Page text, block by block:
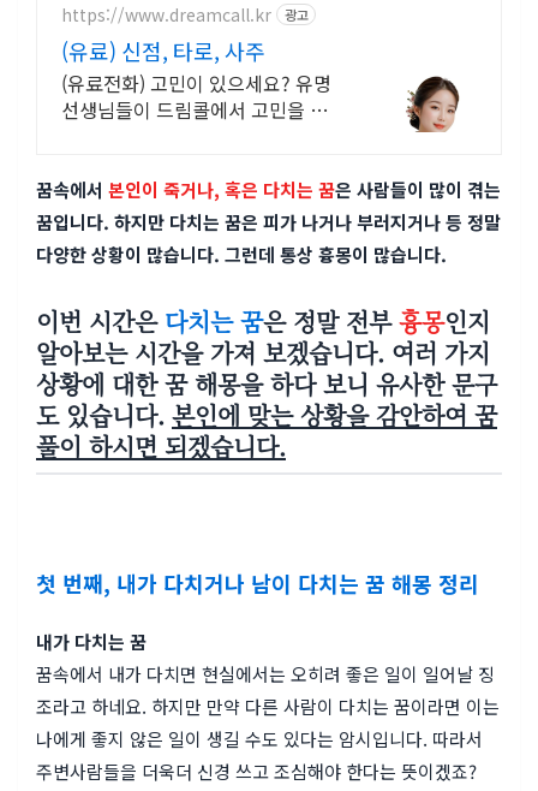
https://www.dreamcall.kr 광고
(유료) 신점, 타로, 사주
(유료전화) 고민이 있으세요? 유명
선생님들이 드림콜에서 고민을 해
꿈속에서 본인이 죽거나, 혹은 다치는 꿈은 사람들이 많이 겪는
꿈입니다. 하지만 다치는 꿈은 피가 나거나 부러지거나 등 정말
다양한 상황이 많습니다. 그런데 통상 흉몽이 많습니다.
이번 시간은다치는 꿈은 정말 전부흉몽인지
알아보는 시간을 가져 보겠습니다. 여러 가지
상황에 대한 꿈 해몽을 하다 보니 유사한 문구
도 있습니다. 본인에 맞는 상황을 감안하여 꿈
풀이 하시면 되겠습니다.
첫 번째, 내가 다치거나 남이 다치는 꿈 해몽 정리
내가 다치는 꿈
꿈속에서 내가 다치면 현실에서는 오히려 좋은 일이 일어날 징
조라고 하네요. 하지만 만약 다른 사람이 다치는 꿈이라면 이는
나에게 좋지 않은 일이 생길 수도 있다는 암시입니다. 따라서
주변사람들을 더욱더 신경 쓰고 조심해야 한다는 뜻이겠죠?